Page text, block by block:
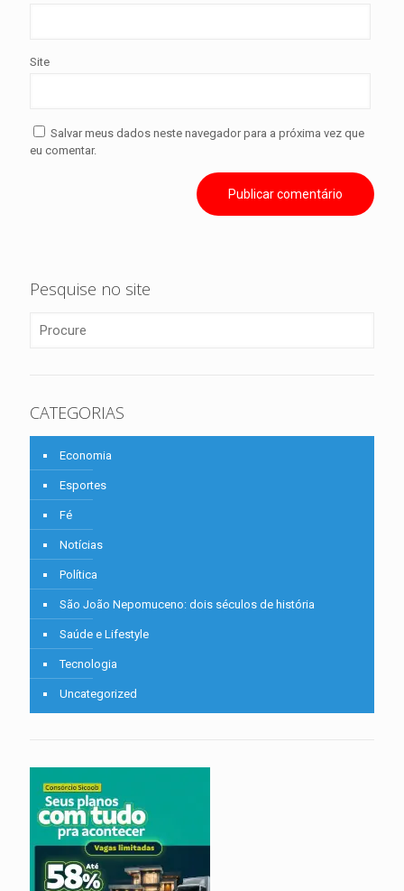
Site
Salvar meus dados neste navegador para a próxima vez que
eu comentar.
Pesquise no site
CATEGORIAS
Economia
Esportes
Fé
Notícias
Política
São João Nepomuceno: dois séculos de história
Saúde e Lifestyle
Tecnologia
Uncategorized